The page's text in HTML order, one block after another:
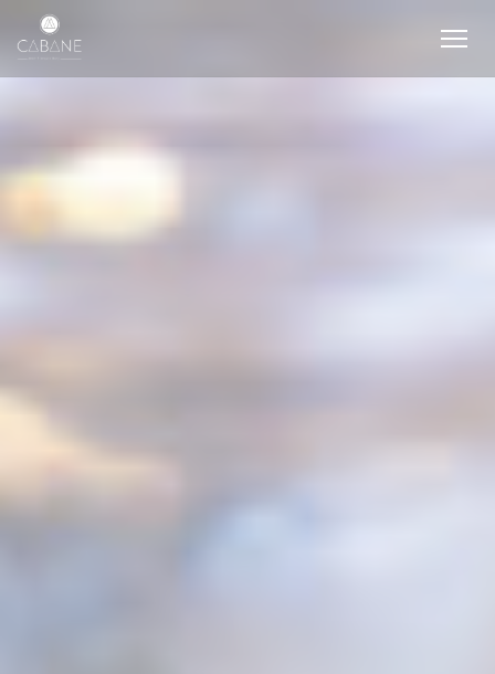
Personalizzazione delle tue scelte sui cookie